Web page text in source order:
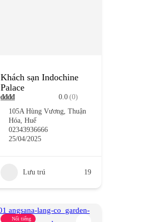
Khách sạn Indochine
Palace
₫₫₫₫ 0.0 (0)
105A Hùng Vương, Thuận
Hóa, Huế
02343936666
25/04/2025
Lưu trú 19
Nổi tiếng